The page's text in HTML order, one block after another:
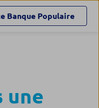
Banque Populaire
une